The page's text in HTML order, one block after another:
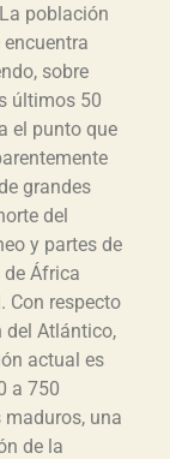
población
encuentra
sobre
últimos 50
el punto que
grandes
del
y partes de
África
Con respecto
del Atlántico,
actual es
a 750
una
de la